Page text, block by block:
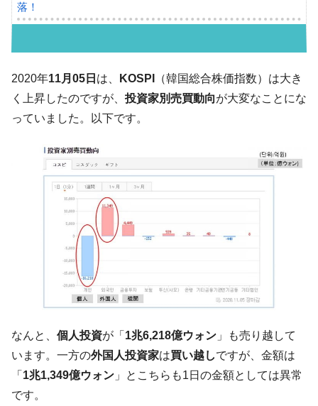
落！
韓国「2026年07月の輸出入」絶好調。半導
体だけで410億ドル、輸出全体の41％もある
や、若者に起業させよう」⇒ どんな雇用対策だソレ。
『Money1』
【韓国の外貨準備】2026年07月は4,279億ド
ル。外平債の発行「19.4億ドル」
『Money1』
韓国「ここは北朝鮮なのか。選管がサーバ
ーにウソのデータを入力したのは明白だ」
『Money1』
韓国･李在明さっそく不動産対策で浅薄な発
『Money1』
韓国は「中国と同じく」投資に不適格な国
『Money1』
『韓国銀行』が「金の保有量を増やしま
『Money1』
韓国･外為取引量「1日当たり1,214.4億ド
ル」まで拡大 ⇒ 海外資金の動きに強く左右される状態
『Money1』
韓国･帰ってきた李在明。李在明を支持しな
い「50.5％」に上昇
2020年11月05日 は、 KOSPI
（韓国総合株価指数）は大き
く上昇したのですが、 投資家別売買動向が大変なことにな
っていました。以下です。
なんと、 個人投資が「 1兆6,218億ウォン 」も売り越して
います。一方の外国人投資家は買い越しですが、金額は
「 1兆1,349億ウォン 」とこちらも1日の金額としては異常
です。